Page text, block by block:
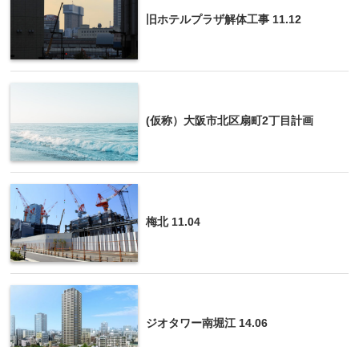
旧ホテルプラザ解体工事 11.12
(仮称）大阪市北区扇町2丁目計画
梅北 11.04
ジオタワー南堀江 14.06